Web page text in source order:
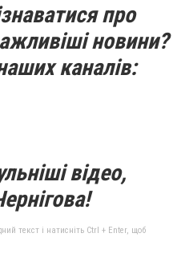
про
новини?
каналів:
відео,
текст і натисніть Ctrl + Enter, щоб